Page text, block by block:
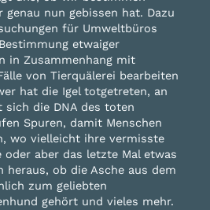
genau nun gebissen hat. Dazu
für Umweltbüros
etwaiger
in Zusammenhang mit
von Tierquälerei bearbeiten
hat die Igel totgetreten, an
sich die DNA des toten
Spuren, damit Menschen
wo vielleicht ihre vermisste
aber das letzte Mal etwas
heraus, ob die Asche aus dem
zum geliebten
gehört und vieles mehr.